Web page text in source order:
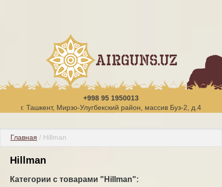
+998 95 1950013
г. Ташкент, Мирзо-Улугбекский район, массив Буз-2, д.4
Главная / Hillman
Hillman
Категории с товарами "Hillman":